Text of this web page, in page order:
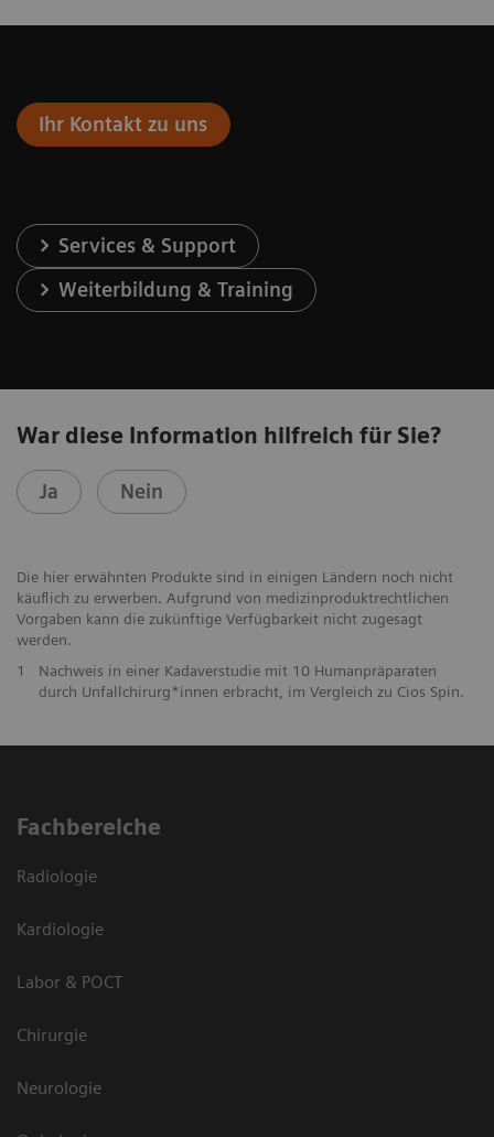
Ihr Kontakt zu uns
Services & Support
Weiterbildung & Training
War diese Information hilfreich für Sie?
Ja Nein
Die hier erwähnten Produkte sind in einigen Ländern noch nicht
käuflich zu erwerben. Aufgrund von medizinproduktrechtlichen
Vorgaben kann die zukünftige Verfügbarkeit nicht zugesagt
werden.
1
Nachweis in einer Kadaverstudie mit 10 Humanpräparaten
durch Unfallchirurg*innen erbracht, im Vergleich zu Cios Spin.
Fachbereiche
Radiologie
Kardiologie
Labor & POCT
Chirurgie
Neurologie